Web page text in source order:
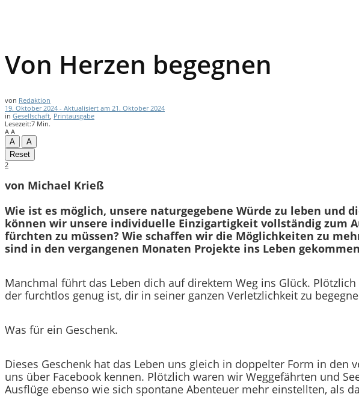
Von Herzen begegnen
von Redaktion
19. Oktober 2024 - Aktualisiert am 21. Oktober 2024
in Gesellschaft Printausgabe
Lesezeit:7 Min.
A A
A
A
Reset
2
von Michael Krieß
Wie ist es möglich, unsere naturgegebene Würde zu leben und
können wir unsere individuelle Einzigartigkeit vollständig zum
fürchten zu müssen? Wie schaffen wir die Möglichkeiten zu
sind in den vergangenen Monaten Projekte ins Leben
Manchmal führt das Leben dich auf direktem Weg ins Glück.
der furchtlos genug ist, dir in seiner ganzen Verletzlichkeit zu
Was für ein Geschenk.
Dieses Geschenk hat das Leben uns gleich in doppelter Form in
uns über Facebook kennen. Plötzlich waren wir Weggefährten und
Ausflüge ebenso wie sich spontane Abenteuer mehr einstellten, als